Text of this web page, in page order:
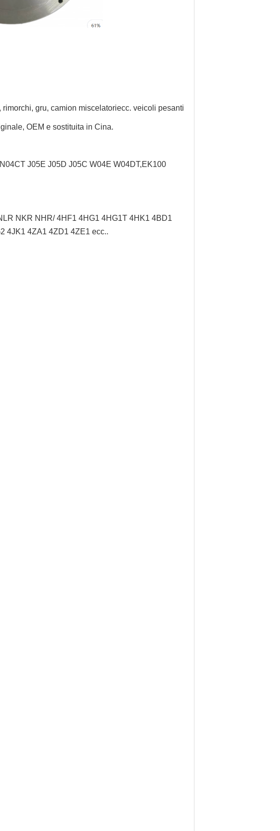
rimorchi, gru, camion miscelatoriecc. veicoli pesanti
OEM e sostituita in Cina.
J05E J05D J05C W04E W04DT,EK100
NKR NHR/ 4HF1 4HG1 4HG1T 4HK1 4BD1
4JK1 4ZA1 4ZD1 4ZE1 ecc..